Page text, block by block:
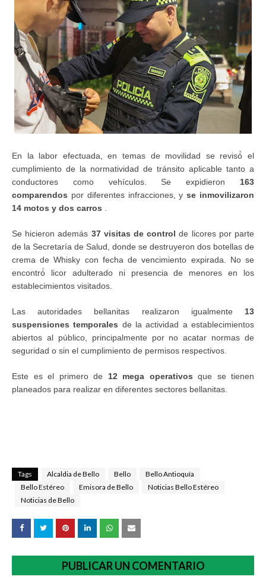
En la labor efectuada, en temas de movilidad se revisó́ el
cumplimiento de la normatividad de tránsito aplicable tanto a
conductores como vehículos. Se expidieron 163
comparendos por diferentes infracciones, yse inmovilizaron
14 motos y dos carros .
Se hicieron además 37 visitas de controlde licores por parte
de la Secretaría de Salud, donde se destruyeron dos botellas de
crema de Whisky con fecha de vencimiento expirada. No se
encontró́ licor adulterado ni presencia de menores en los
establecimientos visitados.
Las autoridades bellanitas realizaron igualmente 13
suspensiones temporales de la actividad a establecimientos
abiertos al público, principalmente por no acatar normas de
seguridad o sin el cumplimiento de permisos respectivos.
Este es el primero de 12 mega operativos que se tienen
planeados para realizar en diferentes sectores bellanitas.
Tags Alcaldia de Bello Bello
Bello Antioquía
Bello Estéreo
Emisora de Bello
Noticias Bello Estéreo
Noticias de Bello
PUBLICAR UN COMENTARIO